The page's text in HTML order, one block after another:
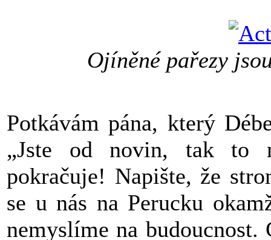
Ojíněné pařezy
Potkávám pána, který
„Jste od novin, tak to
pokračuje! Napište, že
se u nás na Perucku
nemyslíme na budoucnost.